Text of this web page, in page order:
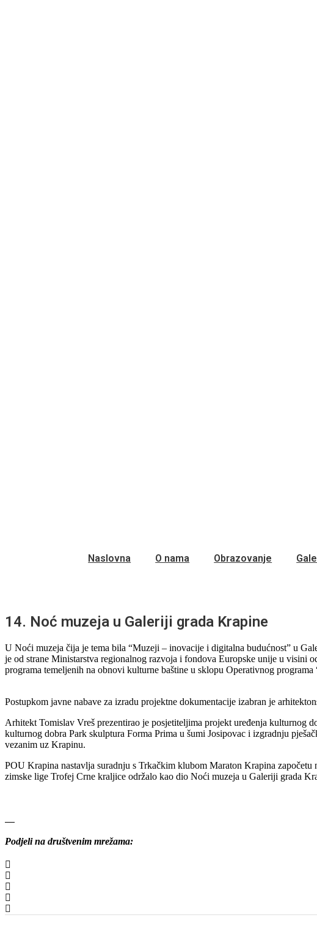
Naslovna O nama Obrazovanje
14. Noć muzeja u Galeriji grada Krapine
U Noći muzeja čija je tema bila “Muzeji – inovacije i digitalna budućnost” u
je od strane Ministarstva regionalnog razvoja i fondova Europske unije u visini
programa temeljenih na obnovi kulturne baštine u sklopu Operativnog
Postupkom javne nabave za izradu projektne dokumentacije izabran je
Arhitekt Tomislav Vreš prezentirao je posjetiteljima projekt uređenja kulturnog
kulturnog dobra Park skulptura Forma Prima u šumi Josipovac i izgradnju
vezanim uz Krapinu.
POU Krapina nastavlja suradnju s Trkačkim klubom Maraton Krapina
zimske lige Trofej Crne kraljice održalo kao dio Noći muzeja u Galeriji grada
Podjeli na društvenim mrežama: